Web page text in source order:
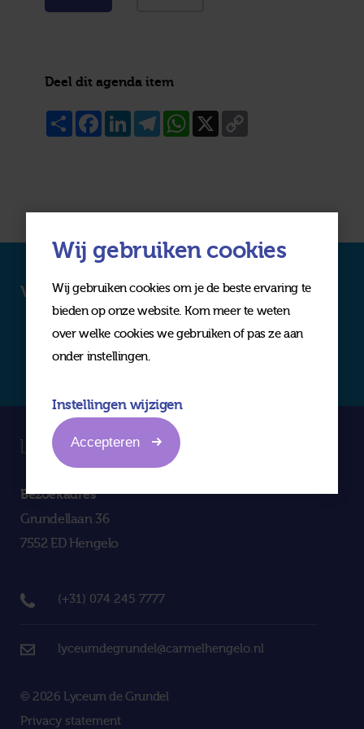
Deel dit agenda item
Share FacebookLinkedInTelegramWhatsApp
Volg ons op social media
Bezoekadres
Grundellaan 36
7552 ED Hengelo
(+31) 074 245 7777
lyceumdegrundel@carmelhengelo.nl
© 2026 Lyceum de Grundel
Privacy statement
Wij gebruiken cookies
Wij gebruiken cookies om je de beste ervaring te
bieden op onze website. Kom meer te weten
over welke cookies we gebruiken of pas ze aan
onder instellingen.
Instellingen wijzigen
Accepteren